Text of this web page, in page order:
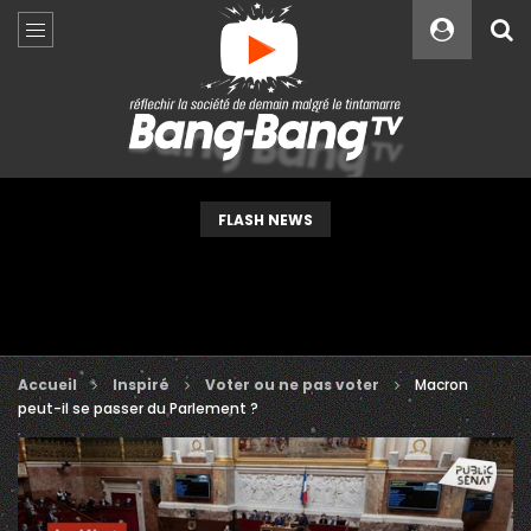
FLASH NEWS
Accueil Inspiré Voter ou ne pas voter
Macron
peut-il se passer du Parlement ?
Custom Amount
VEUILLEZ PATIENTER...